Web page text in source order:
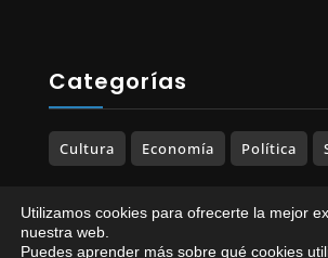
Categorías
Cultura Economía Política
Utilizamos cookies para ofrecerte la mejor
nuestra web.
Puedes aprender más sobre qué cookies